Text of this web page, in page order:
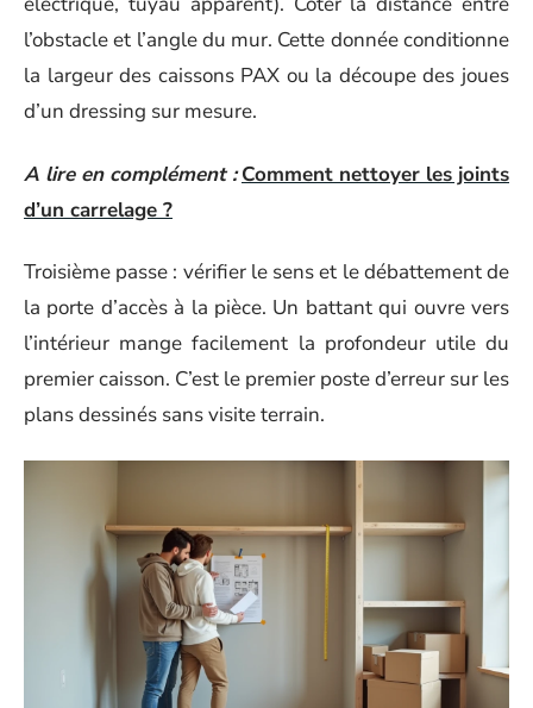
l’obstacle et l’angle du mur. Cette donnée conditionne
la largeur des caissons PAX ou la découpe des joues
d’un dressing sur mesure.
A lire en complément : Comment nettoyer les joints
d’un carrelage ?
Troisième passe : vérifier le sens et le débattement de
la porte d’accès à la pièce. Un battant qui ouvre vers
l’intérieur mange facilement la profondeur utile du
premier caisson. C’est le premier poste d’erreur sur les
plans dessinés sans visite terrain.